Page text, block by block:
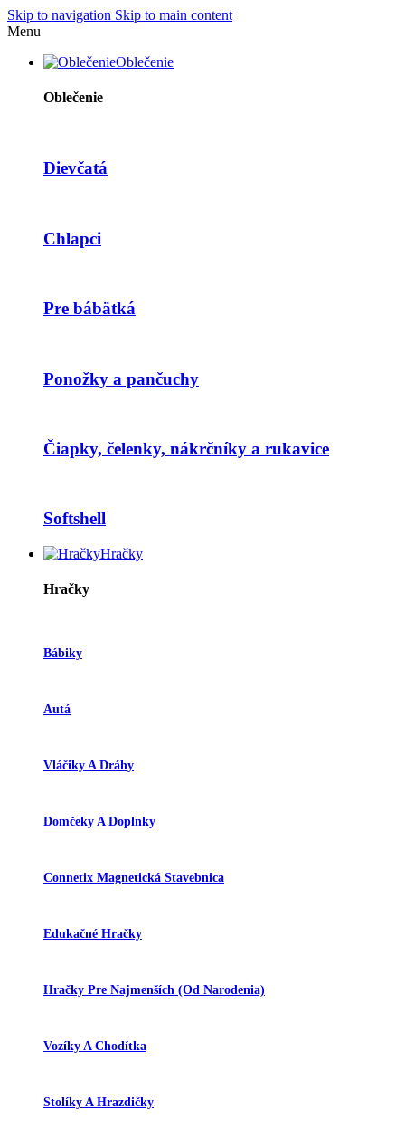
Skip to navigation Skip to main content
Menu
Oblečenie
Oblečenie
Dievčatá
Chlapci
Pre bábätká
Ponožky a pančuchy
Čiapky, čelenky, nákrčníky a rukavice
Softshell
Hračky
Hračky
Bábiky
Autá
Vláčiky A Dráhy
Domčeky A Doplnky
Connetix Magnetická Stavebnica
Edukačné Hračky
Hračky Pre Najmenších (od Narodenia)
Vozíky A Chodítka
Stolíky A Hrazdičky